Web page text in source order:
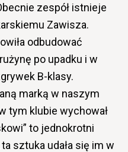
zespół istnieje
Zawisza.
odbudować
po upadku i w
B-klasy.
marką w naszym
tym klubie wychował
to jednokrotni
sztuka udała się im w